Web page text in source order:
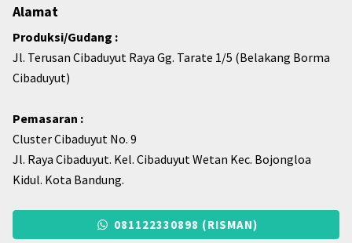
Alamat
Produksi/Gudang :
Jl. Terusan Cibaduyut Raya Gg. Tarate 1/5 (Belakang Borma
Cibaduyut)
Pemasaran :
Cluster Cibaduyut No. 9
Jl. Raya Cibaduyut. Kel. Cibaduyut Wetan Kec. Bojongloa
Kidul. Kota Bandung.
081122330898 (RISMAN)